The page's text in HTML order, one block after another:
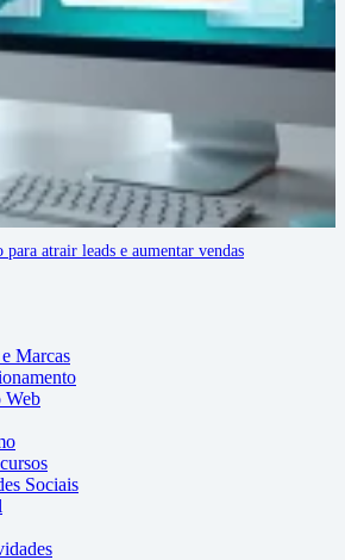
atrair leads e aumentar vendas
Marcas
Web
Sociais